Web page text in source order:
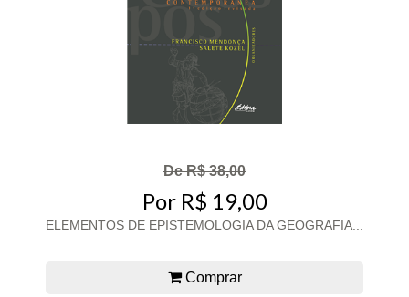
De R$ 38,00
Por R$ 19,00
ELEMENTOS DE EPISTEMOLOGIA DA GEOGRAFIA...
Comprar